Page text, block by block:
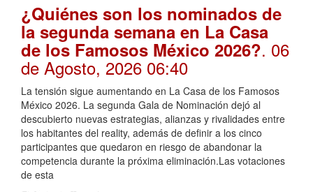
¿Quiénes son los nominados de
la segunda semana en La Casa
de los Famosos México 2026?. 06
de Agosto, 2026 06:40
La tensión sigue aumentando en La Casa de los Famosos
México 2026. La segunda Gala de Nominación dejó al
descubierto nuevas estrategias, alianzas y rivalidades entre
los habitantes del reality, además de definir a los cinco
participantes que quedaron en riesgo de abandonar la
competencia durante la próxima eliminación.Las votaciones
de esta